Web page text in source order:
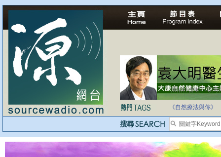
法治社會並不等同
自家教育合法化-
《自然療法與你》